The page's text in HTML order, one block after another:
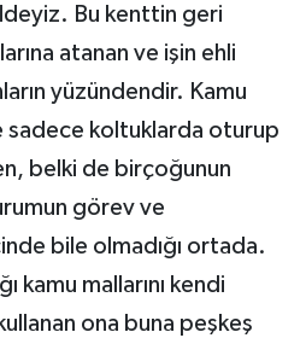
Bu kenttin geri
atanan ve işin ehli
yüzündendir. Kamu
sadece koltuklarda oturup
belki de birçoğunun
görev ve
bile olmadığı ortada.
kamu mallarını kendi
ona buna peşkeş